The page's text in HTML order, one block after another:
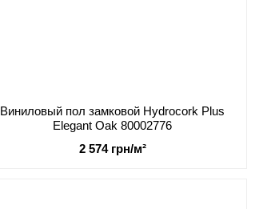
Виниловый пол замковой Hydrocork Plus
Elegant Oak 80002776
2 574 грн/м²